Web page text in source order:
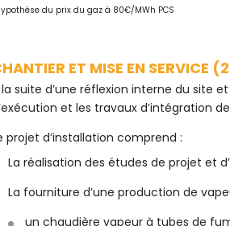
du prix du gaz à 80€/MWh PCS
ET MISE EN
suite d’une réflexion interne du site et
et les travaux d’intégration
projet d’installation comprend :
La réalisation des études de projet et
La fourniture d’une production de
un chaudière vapeur à tubes de